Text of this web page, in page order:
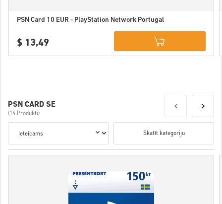
PSN Card 10 EUR - PlayStation Network Portugal
$ 13,49
PSN CARD SE
(14 Produkti)
Skatīt kategoriju